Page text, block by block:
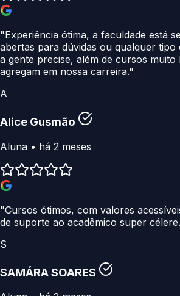
"Experiência ótima, a faculdade está
abertas para dúvidas ou qualquer tipo
a gente precise, além de cursos muito
agregam em nossa carreira."
A
Alice Gusmão
Aluna • há 2 meses
"Cursos ótimos, com valores
de suporte ao acadêmico super
S
SAMÁRA SOARES